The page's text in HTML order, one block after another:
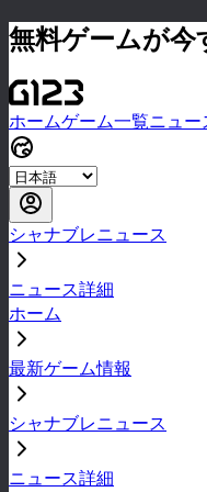
無料ゲームが
ホームゲーム一覧ニュー
シャナブレニュース
ニュース詳細
ホーム
最新ゲーム情報
シャナブレニュース
ニュース詳細